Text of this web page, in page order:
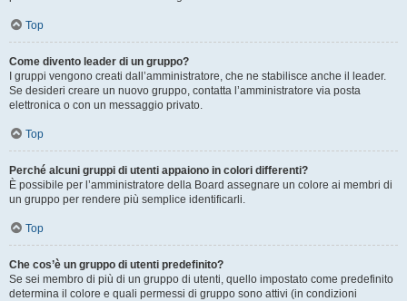
Top
Come divento leader di un gruppo?
I gruppi vengono creati dall’amministratore, che ne stabilisce anche il leader.
Se desideri creare un nuovo gruppo, contatta l’amministratore via posta
elettronica o con un messaggio privato.
Top
Perché alcuni gruppi di utenti appaiono in colori differenti?
È possibile per l’amministratore della Board assegnare un colore ai membri di
un gruppo per rendere più semplice identificarli.
Top
Che cos’è un gruppo di utenti predefinito?
Se sei membro di più di un gruppo di utenti, quello impostato come predefinito
determina il colore e quali permessi di gruppo sono attivi (in condizioni